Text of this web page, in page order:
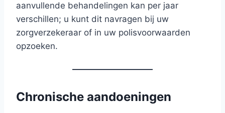
aanvullende behandelingen kan per jaar
verschillen; u kunt dit navragen bij uw
zorgverzekeraar of in uw polisvoorwaarden
opzoeken.
Chronische aandoeningen